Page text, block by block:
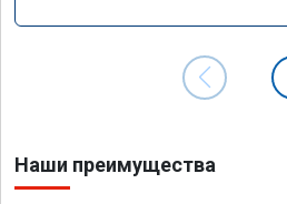
Наши преимущества